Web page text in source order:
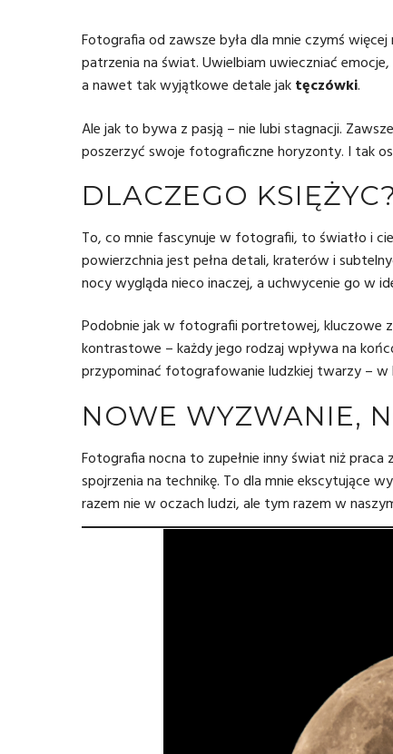
Fotografia od zawsze była dla mnie czymś
patrzenia na świat. Uwielbiam uwieczniać
a nawet tak wyjątkowe detale jaktęczówki.
Ale jak to bywa z pasją – nie lubi stagnacji.
poszerzyć swoje fotograficzne horyzonty. I tak
DLACZEGO
To, co mnie fascynuje w fotografii, to światło i
powierzchnia jest pełna detali, kraterów i
nocy wygląda nieco inaczej, a uchwycenie go w
Podobnie jak w fotografii portretowej, kluczowe
kontrastowe – każdy jego rodzaj wpływa na
przypominać fotografowanie ludzkiej twarzy –
NOWE WYZWANIE,
Fotografianocna to zupełnie inny świat niż praca
spojrzenia na technikę. To dla mnie ekscytujące
razem nie w oczach ludzi, ale tym razem w